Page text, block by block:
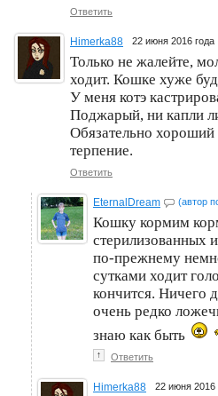
Ответить
Himerka88 22 июня 2016 года
Только не жалейте,
ходит. Кошке хуже
У меня котэ
Поджарый, ни капли
Обязательно хороший
терпение.
Ответить
EternalDream (автор
Кошку кормим
стерилизованных
по-прежнему
сутками ходит
кончится. Ничего
очень редко
знаю как быть
↑ Ответить
Himerka88 22 июня 2016